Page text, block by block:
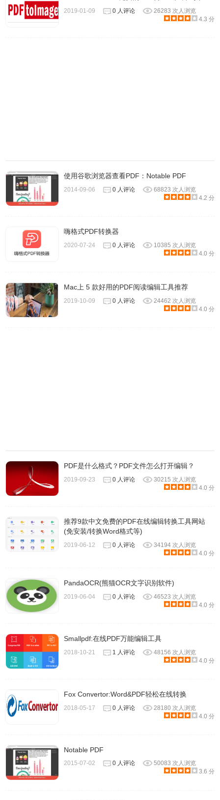
4、这里我们选择自定义，建议将应用程序安装到C盘以外的
其它盘。
5、这里直接默认，然后选择下一步。
2019-01-09 0 人评论
26283 次人浏览
4.3 分
使用谷歌浏览器查看PDF：Notable PDF
2014-09-06 0 人评论
68823 次人浏览
4.2 分
嗨格式PDF转换器
2020-07-24 0 人评论
10385 次人浏览
4.0 分
Mac上 5 款好用的PDF阅读编辑工具推荐
2019-10-09 0 人评论
24462 次人浏览
4.0 分
PDF是什么格式？PDF文件怎么打开编辑？
2019-09-23 0 人评论
30215 次人浏览
4.0 分
推荐9款中文免费的PDF在线编辑转换工具网站
(免安装/转换Word格式等)
2019-06-12 0 人评论
34194 次人浏览
4.0 分
PandaOCR(熊猫OCR文字识别软件)
2019-06-04 0 人评论
46523 次人浏览
4.0 分
Smallpdf:在线PDF万能编辑工具
2018-10-21 1 人评论
48156 次人浏览
4.0 分
Fox Convertor:Word&PDF轻松在线转换
2018-05-17 0 人评论
28180 次人浏览
4.0 分
Notable PDF
2015-07-02 0 人评论
50083 次人浏览
3.6 分